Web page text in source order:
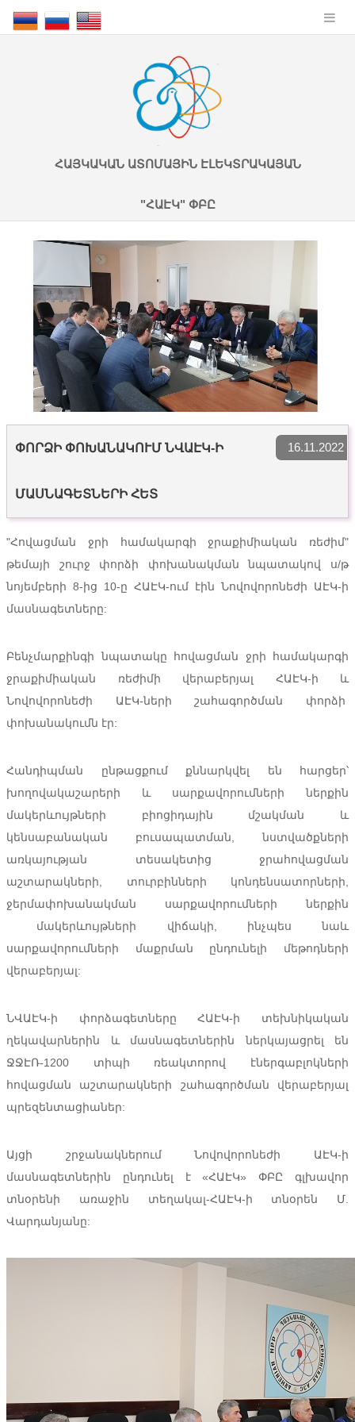
ՀԱՅԿԱԿԱՆ ԱՏՈՄԱՅԻՆ ԷԼԵԿՏՐԱԿԱՅԱՆ
"ՀԱԷԿ" ՓԲԸ
16.11.2022
ՓՈՐՁԻ ՓՈԽԱՆԱԿՈՒՄ ՆՎԱԷԿ-Ի
ՄԱՍՆԱԳԵՏՆԵՐԻ ՀԵՏ
"Հովացման ջրի համակարգի ջրաքիմիական ռեժիմ"
թեմայի շուրջ փորձի փոխանակման նպատակով ս/թ
նոյեմբերի 8-ից 10-ը ՀԱԷԿ-ում էին Նովովորոնեժի ԱԷԿ-ի
մասնագետները:
Բենչմարքինգի նպատակը հովացման ջրի համակարգի
ջրաքիմիական ռեժիմի վերաբերյալ ՀԱԷԿ-ի և
Նովովորոնեժի ԱԷԿ-ների շահագործման փորձի
փոխանակումն էր:
Հանդիպման ընթացքում քննարկվել են հարցեր՝
խողովակաշարերի և սարքավորումների ներքին
մակերևույթների բիոցիդային մշակման և
կենսաբանական բուսապատման, նստվածքների
առկայության տեսակետից ջրահովացման
աշտարակների, տուրբինների կոնդենսատորների,
ջերմափոխանակման սարքավորումների ներքին
մակերևույթների վիճակի, ինչպես նաև
սարքավորումների մաքրման ընդունելի մեթոդների
վերաբերյալ:
ՆՎԱԷԿ-ի փորձագետները ՀԱԷԿ-ի տեխնիկական
ղեկավարներին և մասնագետներին ներկայացրել են
ՋՋԷՌ-1200 տիպի ռեակտորով էներգաբլոկների
հովացման աշտարակների շահագործման վերաբերյալ
պրեզենտացիաներ:
Այցի շրջանակներում Նովովորոնեժի ԱԷԿ-ի
մասնագետներին ընդունել է «ՀԱԷԿ» ՓԲԸ գլխավոր
տնօրենի առաջին տեղակալ-ՀԱԷԿ-ի տնօրեն Մ.
Վարդանյանը: